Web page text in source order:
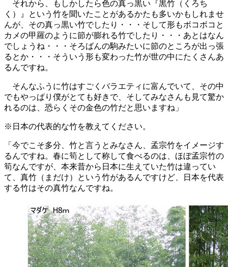
それから、もしかしたら色の真っ黒い『黒竹（くろち
く）』という竹を聞いたことがあるかたも多いかもしれませ
んが、その真っ黒い竹でしたり・・・そして形もボコボコと
カメの甲羅のように節が膨れる竹でしたり・・・あとはなん
でしょうね・・・そろばんの駒みたいに節のところが出っ張
るとか・・・そういう形も変わった竹が世の中にたくさんあ
るんですね。
そんなふうに竹はすごくバラエティに富んでいて、その中
でもやっぱり僕がとても好きで、そしてみなさんも見て驚か
れるのは、恐らくその金色の竹だと思いますね」
※日本の代表的な竹を教えてください。
「今でこそ多分、竹と言うとみなさん、孟宗竹をイメージす
るんですね。春に筍として称して食べるのは、ほぼ孟宗竹の
筍なんですが、本来昔から日本に生えていた竹は違ってい
て、真竹（まだけ）という竹があるんですけど、日本を代表
する竹はその真竹なんですね。